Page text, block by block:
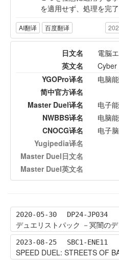
を適用せず、処理を完
AI翻译 百度翻译
日文名
電脳
英文名
Cyber
YGOPro译名
电脑
简中官方译名
Master Duel译名
电子
NWBBS译名
电脑
CNOCG译名
电子
Yugipedia译名
Master Duel日文名
Master Duel英文名
2020-05-30 DP24-JP034
デュエリストパック －冥闇の
2023-08-25 SBC1-ENE11
SPEED DUEL: STREETS OF